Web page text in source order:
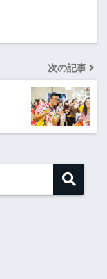
次の記事